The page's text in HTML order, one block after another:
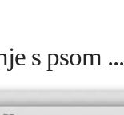
s psom ...